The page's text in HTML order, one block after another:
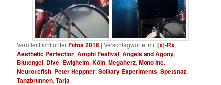
Veröffentlicht unterFotos 2016 |Verschlagwortet mit[x]-Rx,
Aesthetic Perfection,Amphi Festival,Angels and Agony,
Blutengel, Dive, Ewigheim,Köln,Megaherz,Mono Inc.,
Neuroticfish, Peter Heppner,Solitary Experiments,Spetsnaz,
Tanzbrunnen,Tarja